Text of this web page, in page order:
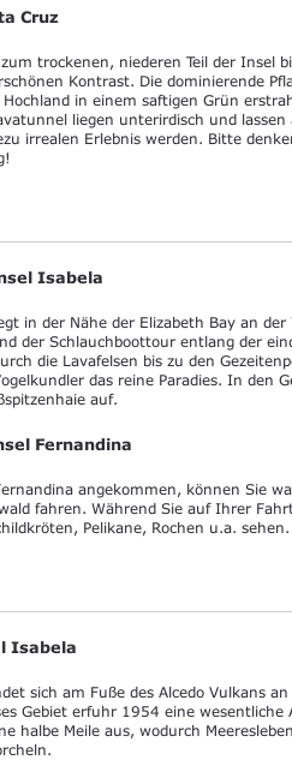
Cruz
trockenen, niederen Teil der Insel
Kontrast. Die dominierende
Hochland in einem saftigen Grün
liegen unterirdisch und lassen
irrealen Erlebnis werden. Bitte
Isabela
in der Nähe der Elizabeth Bay an
der Schlauchboottour entlang der
die Lavafelsen bis zu den
das reine Paradies. In den
auf.
Fernandina
angekommen, können Sie
fahren. Während Sie auf Ihrer
Pelikane, Rochen u.a. sehen.
Isabela
sich am Fuße des Alcedo Vulkans
Gebiet erfuhr 1954 eine
halbe Meile aus, wodurch